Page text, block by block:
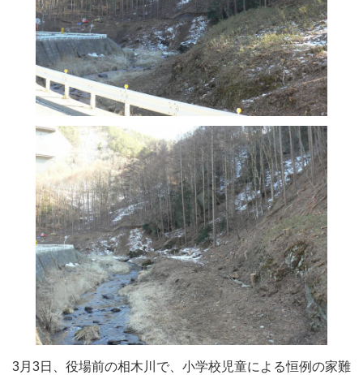
3月3日、役場前の相木川で、小学校児童による恒例の家難